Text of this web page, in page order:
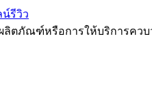
น์รีวิว
ลิตภัณฑ์หรือการให้บริการคว